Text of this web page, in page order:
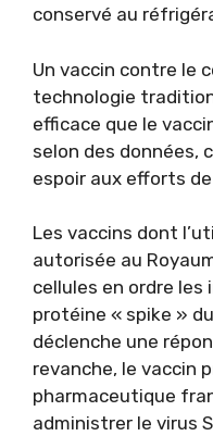
conservé au
Un vaccin contre le
technologie
efficace que le
selon des données,
espoir aux efforts
Les vaccins dont
autorisée au
cellules en ordre
protéine « spike »
déclenche une
revanche, le vaccin
pharmaceutique
administrer le virus